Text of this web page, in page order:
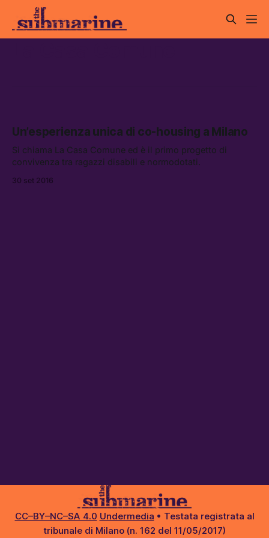
Un’esperienza unica di co-housing a Milano
Si chiama La Casa Comune ed è il primo progetto di
convivenza tra ragazzi disabili e normodotati.
30 set 2016
CC–BY–NC–SA 4.0 Undermedia • Testata registrata al
tribunale di Milano (n. 162 del 11/05/2017)